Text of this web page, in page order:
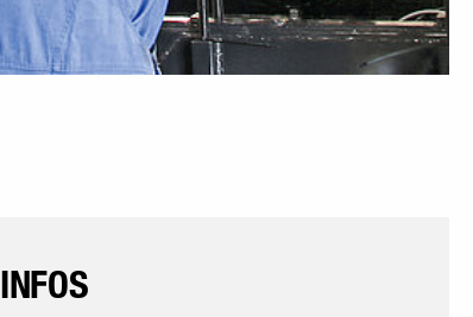
INFOS